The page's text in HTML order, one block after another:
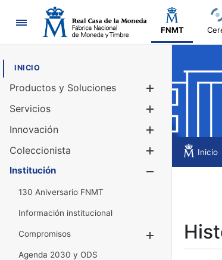
Navegación
FNMT
INICIO
Productos y Soluciones
Servicios
Innovación
Coleccionista
Institución
130 Aniversario FNMT
Información institucional
Compromisos
Agenda 2030 y ODS
Inicio